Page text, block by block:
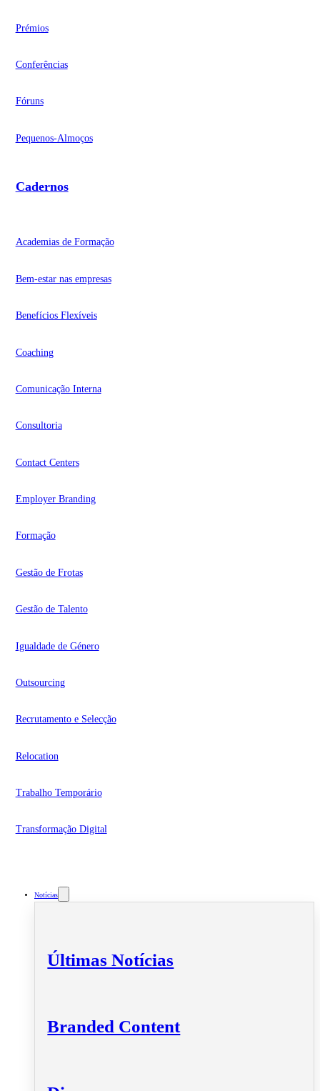
Prémios
Conferências
Fóruns
Pequenos-Almoços
Cadernos
Academias de Formação
Bem-estar nas empresas
Benefícios Flexíveis
Coaching
Comunicação Interna
Consultoria
Contact Centers
Employer Branding
Formação
Gestão de Frotas
Gestão de Talento
Igualdade de Género
Outsourcing
Recrutamento e Selecção
Relocation
Trabalho Temporário
Transformação Digital
Notícias
Últimas Notícias
Branded Content